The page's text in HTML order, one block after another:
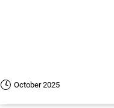
October 2025